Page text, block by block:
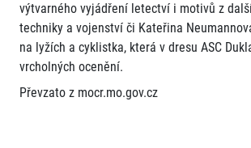
výtvarného vyjádření letectví i motivů z
techniky a vojenství či Kateřina
na lyžích a cyklistka, která v dresu ASC
vrcholných ocenění.
Převzato z mocr.mo.gov.cz